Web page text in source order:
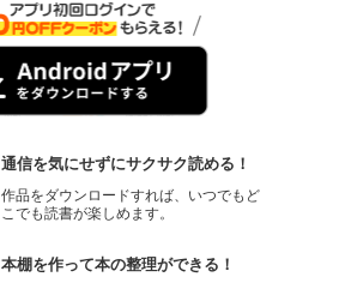
通信を気にせずにサクサク読める！
作品をダウンロードすれば、いつでもど
こでも読書が楽しめます。
本棚を作って本の整理ができる！